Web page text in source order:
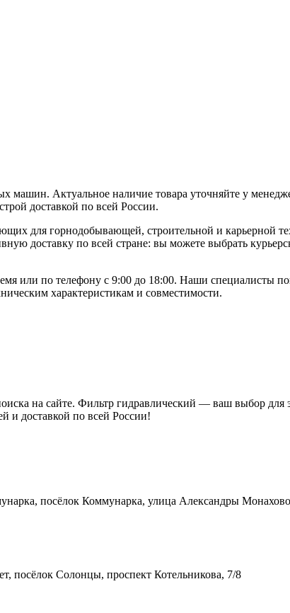
Актуальное наличие товара уточняйте у
доставкой по всей России.
для горнодобывающей, строительной и карьерной
доставку по всей стране: вы можете выбрать
или по телефону с 9:00 до 18:00. Наши специалисты
характеристикам и совместимости.
на сайте. Фильтр гидравлический — ваш выбор
и доставкой по всей России!
посёлок Коммунарка, улица Александры
посёлок Солонцы, проспект Котельникова, 7/8